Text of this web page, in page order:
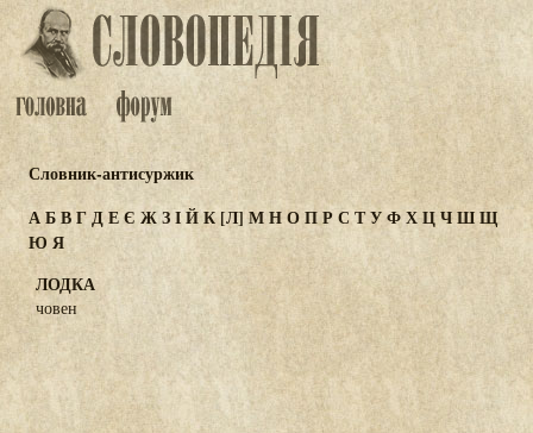
Словник-антисуржик
АБВГДЕЄ ЖЗІЙК[Л] МНОПРСТУФХЦЧШЩ
Ю Я
ЛОДКА
човен